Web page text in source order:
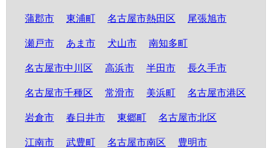
蒲郡市 東浦町 名古屋市熱田区 尾張旭市
瀬戸市 あま市 犬山市 南知多町
名古屋市中川区 高浜市 半田市 長久手市
名古屋市千種区 常滑市 美浜町 名古屋市港区
岩倉市 春日井市 東郷町 名古屋市北区
江南市 武豊町 名古屋市南区 豊明市